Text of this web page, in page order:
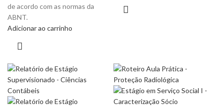
de acordo com as normas da
ABNT.
Adicionar ao carrinho